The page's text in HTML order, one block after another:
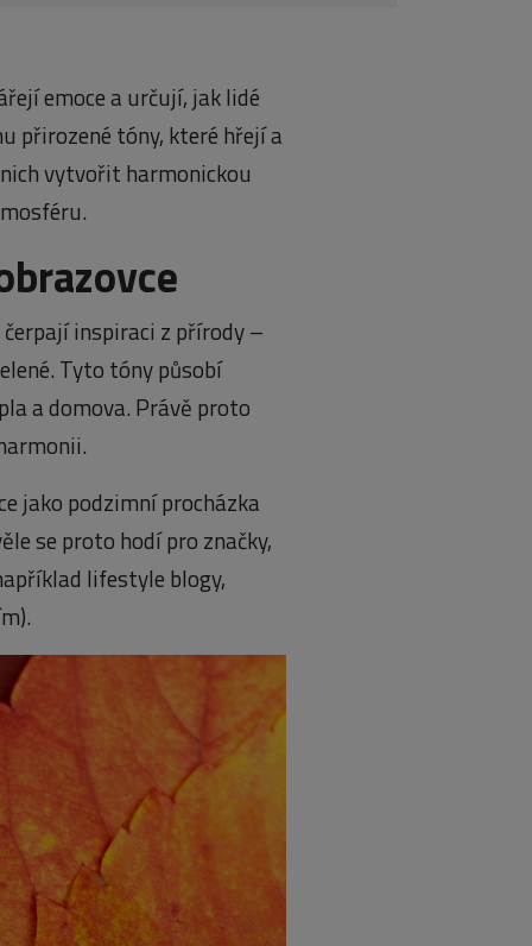
emoce a určují, jak lidé
přirozené tóny, které hřejí a
vytvořit harmonickou
inspiraci z přírody –
Tyto tóny působí
a domova. Právě proto
jako podzimní procházka
se proto hodí pro značky,
lifestyle blogy,